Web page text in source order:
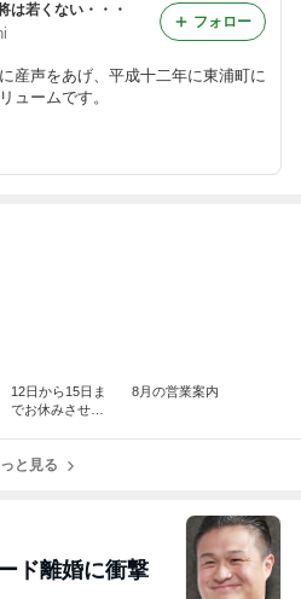
は若くない・・・
産声をあげ、平成十二年に東浦町に
ュームです。
フォロー
12日から15日ま
でお休みさせて
8月の営業案内
と見る
ド離婚に衝撃